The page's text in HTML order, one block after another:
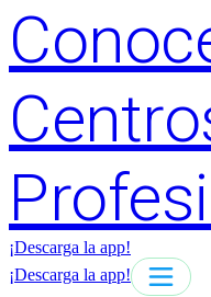
¡Descarga la app!
¡Descarga la app!